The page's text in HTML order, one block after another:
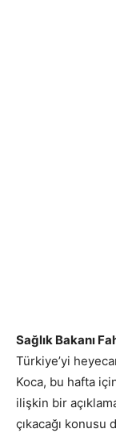
Sağlık Bakanı
Türkiye’yi
Koca, bu hafta
ilişkin bir
çıkacağı konusu